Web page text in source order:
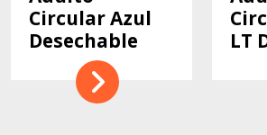
Circular Azul
Desechable
LT